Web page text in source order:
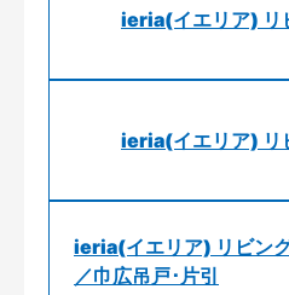
ieria(イエリア) リ
ieria(イエリア) リ
ieria(イエリア) リビン
／巾広吊戸･片引